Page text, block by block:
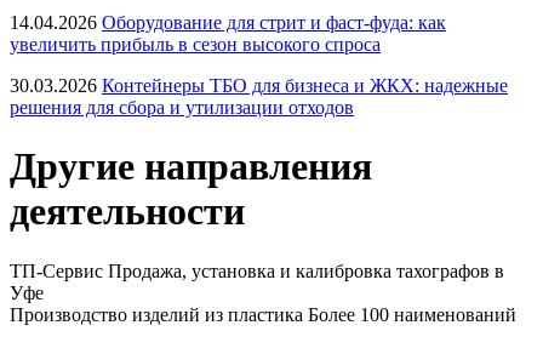
14.04.2026 Оборудование для стрит и фаст-фуда: как
увеличить прибыль в сезон высокого спроса
30.03.2026 Контейнеры ТБО для бизнеса и ЖКХ: надежные
решения для сбора и утилизации отходов
Другие направления
деятельности
ТП-Сервис Продажа, установка и калибровка тахографов в
Уфе
Производство изделий из пластика Более 100 наименований